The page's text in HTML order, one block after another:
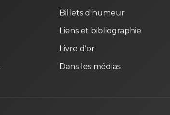
Billets d'humeur
Liens et bibliographie
Livre d'or
Dans les médias